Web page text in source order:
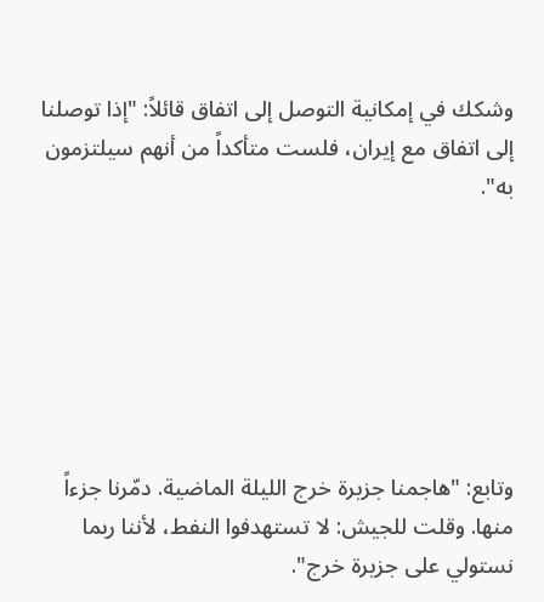
وشكك في إمكانية التوصل إلى اتفاق قائلاً: "إذا توصلنا
إلى اتفاق مع إيران، فلست متأكداً من أنهم سيلتزمون
به".
وتابع: "هاجمنا جزيرة خرج الليلة الماضية. دمّرنا جزءاً
منها. وقلت للجيش: لا تستهدفوا النفط، لأننا ربما
نستولي على جزيرة خرج".